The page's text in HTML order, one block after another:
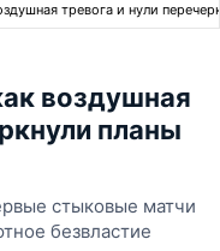
тревога и нули
воздушная
планы
стыковые матчи
безвластие